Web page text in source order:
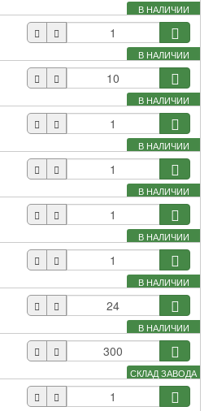
В НАЛИЧИИ
В НАЛИЧИИ
В НАЛИЧИИ
В НАЛИЧИИ
В НАЛИЧИИ
В НАЛИЧИИ
В НАЛИЧИИ
В НАЛИЧИИ
СКЛАД ЗАВОДА